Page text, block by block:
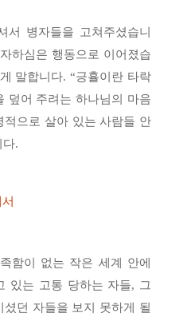
서 병자들을 고쳐주셨습니
하심은 행동으로 이어졌습
말합니다. “긍휼이란 타락
덮어 주려는 하나님의 마음
적으로 살아 있는 사람들 안
다.
함이 없는 작은 세계 안에
있는 고통 당하는 자들, 그
던 자들을 보지 못하게 될